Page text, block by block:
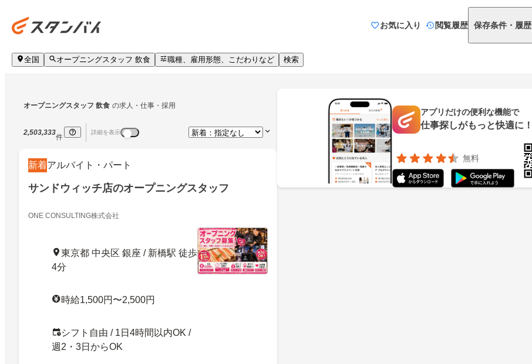
お気に入り 閲覧履歴 保存条件・履歴
全国 オープニングスタッフ 飲食 職種、雇用形態、こだわりなど 検索
オープニングスタッフ 飲食 の求人・仕事・採用
2,503,333
件
詳細を表示
新着アルバイト・パート
サンドウィッチ店のオープニングスタッフ
ONE CONSULTING株式会社
東京都 中央区 銀座 / 新橋駅 徒歩
4分
時給1,500円〜2,500円
シフト自由 / 1日4時間以内OK /
週2・3日からOK
アプリだけの便利な機能で
仕事探しがもっと快適に！
無料